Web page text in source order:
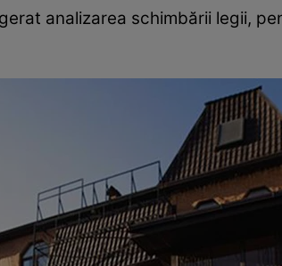
analizarea schimbării legii,